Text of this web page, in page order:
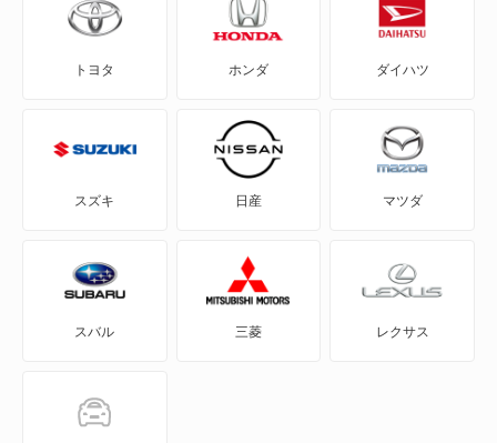
トヨタ ホンダ ダイハツ
スズキ 日産 マツダ
スバル 三菱 レクサス